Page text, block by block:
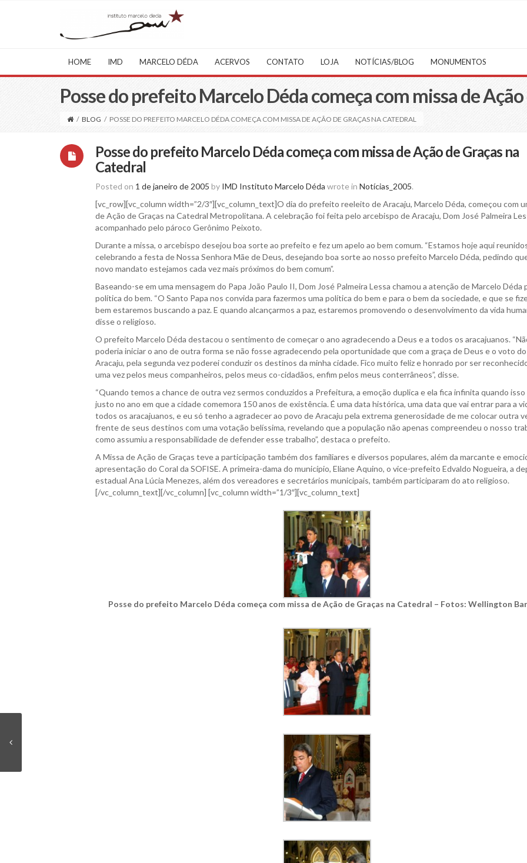
HOME IMD MARCELO DÉDA ACERVOS CONTATO LOJA NOTÍCIAS/BLOG MONUMENTOS
Posse do prefeito Marcelo Déda começa com missa de
/ BLOG / POSSE DO PREFEITO MARCELO DÉDA COMEÇA COM MISSA DE AÇÃO DE GRAÇAS NA CATEDRAL
Posse do prefeito Marcelo Déda começa com missa de Ação de Graças na
Catedral
Posted on 1 de janeiro de 2005 by IMD Instituto Marcelo Déda wrote in Notícias_2005.
[vc_row][vc_column width=”2/3″][vc_column_text]O dia do prefeito reeleito de Aracaju, Marcelo Déda, começou com
de Ação de Graças na Catedral Metropolitana. A celebração foi feita pelo arcebispo de Aracaju, Dom José Palmeira
acompanhado pelo pároco Gerônimo Peixoto.
Durante a missa, o arcebispo desejou boa sorte ao prefeito e fez um apelo ao bem comum. “Estamos hoje aqui
celebrando a festa de Nossa Senhora Mãe de Deus, desejando boa sorte ao nosso prefeito Marcelo Déda, pedindo
novo mandato estejamos cada vez mais próximos do bem comum”.
Baseando-se em uma mensagem do Papa João Paulo II, Dom José Palmeira Lessa chamou a atenção de Marcelo Déda
política do bem. “O Santo Papa nos convida para fazermos uma política do bem e para o bem da sociedade, e que se
bem estaremos buscando a paz. E quando alcançarmos a paz, estaremos promovendo o desenvolvimento da vida
disse o religioso.
O prefeito Marcelo Déda destacou o sentimento de começar o ano agradecendo a Deus e a todos os aracajuanos.
poderia iniciar o ano de outra forma se não fosse agradecendo pela oportunidade que com a graça de Deus e o voto
Aracaju, pela segunda vez poderei conduzir os destinos da minha cidade. Fico muito feliz e honrado por ser
uma vez pelos meus companheiros, pelos meus co-cidadãos, enfim pelos meus conterrâneos”, disse.
“Quando temos a chance de outra vez sermos conduzidos a Prefeitura, a emoção duplica e ela fica infinita quando
justo no ano em que a cidade comemora 150 anos de existência. É uma data histórica, uma data que vai entrar para a
todos os aracajuanos, e eu só tenho a agradecer ao povo de Aracaju pela extrema generosidade de me colocar outra
frente de seus destinos com uma votação belíssima, revelando que a população não apenas compreendeu o nosso
como assumiu a responsabilidade de defender esse trabalho”, destaca o prefeito.
A Missa de Ação de Graças teve a participação também dos familiares e diversos populares, além da marcante e
apresentação do Coral da SOFISE. A primeira-dama do município, Eliane Aquino, o vice-prefeito Edvaldo Nogueira, a
estadual Ana Lúcia Menezes, além dos vereadores e secretários municipais, também participaram do ato religioso.
[/vc_column_text][/vc_column] [vc_column width=”1/3″][vc_column_text]
Posse do prefeito Marcelo Déda começa com missa de Ação de Graças na Catedral – Fotos: Wellington